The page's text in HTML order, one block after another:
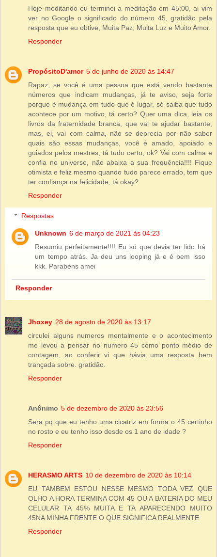
Hoje meditando eu terminei a meditação em 45:00, ai vim
ver no Google o significado do número 45, gratidão pela
resposta que eu obtive, Muita Paz, Muita Luz e Muito Amor.
Responder
PropósitoD'amor 5 de junho de 2020 às 14:47
Rapaz, se você é uma pessoa que está vendo bastante
números que indicam mudanças, já te aviso, seja forte
porque é mudança em tudo que é lugar, só saiba que tudo
acontece por um motivo, tá certo? Quer uma dica, leia os
livros da fraternidade branca, que vai te ajudar bastante,
mas, ei, vai com calma, não se deprecia por não saber
quais são essas mudanças, você é amado, apoiado e
guiados pelos mestres, tá tudo certo, ok? Vai com calma e
confia no universo, não abaixa a sua frequência!!!! Fique
otimista e feliz mesmo quando tudo parece errado, tem que
ter confiança na felicidade, tá okay?
Responder
Respostas
Unknown 6 de março de 2021 às 04:23
Resumiu perfeitamente!!!! Eu só que devia ter lido há
um tempo atrás. Ja deu uns looping já e é bem isso
kkk. Parabéns amei
Responder
Jhoxey 28 de agosto de 2020 às 13:17
circulei alguns numeros mentalmente e o acontecimento
me levou a pensar no numero 45 como ponto médio de
contagem, ao conferir vi que hávia uma resposta bem
trançada sobre. gratidão.
Responder
Anônimo 5 de dezembro de 2020 às 23:56
Sera pq que eu tenho uma cicatriz em forma o 45 certinho
no rosto e eu tenho isso desde os 1 ano de idade ?
Responder
HERASMO ARTS 10 de dezembro de 2020 às 10:14
EU TAMBEM ESTOU NESSE MESMO TODA VEZ QUE
OLHO A HORA TERMINA COM 45 OU A BATERIA DO MEU
CELULAR TA 45% MUITA E TA APARECENDO MUITO
45NA MINHA FRENTE O QUE SIGNIFICA REALMENTE
Responder